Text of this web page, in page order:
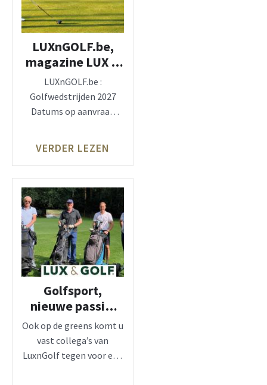
LUXnGOLF.be,
magazine LUX &
GOLF®,
wedstrijden 2027
LUXnGOLF.be :
Golfwedstrijden 2027
Datums op aanvraag
doorgaan. Doe je
VERDER LEZEN
Golfsport,
nieuwe passie.
LuxnGolf
wedstrijd 2027
Ook op de greens komt u
vast collega’s van
LuxnGolf tegen voor een